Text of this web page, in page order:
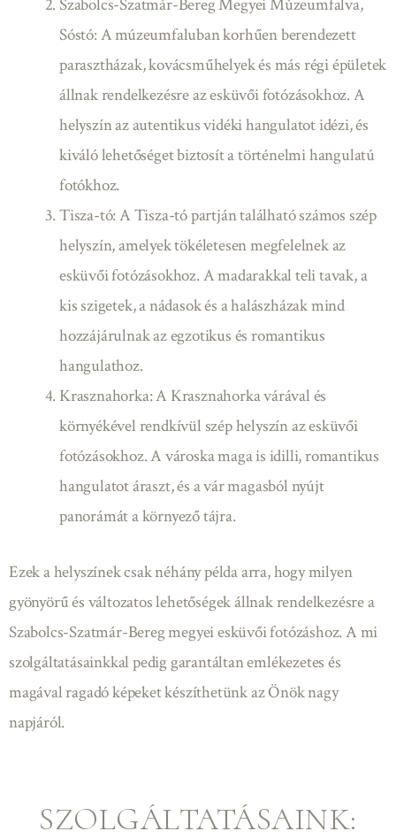
Szabolcs-Szatmár-Bereg Megyei Múzeumfalva,
Sóstó: A múzeumfaluban korhűen berendezett
parasztházak, kovácsműhelyek és más régi épületek
állnak rendelkezésre az esküvői fotózásokhoz. A
helyszín az autentikus vidéki hangulatot idézi, és
kiváló lehetőséget biztosít a történelmi hangulatú
fotókhoz.
Tisza-tó: A Tisza-tó partján található számos szép
helyszín, amelyek tökéletesen megfelelnek az
esküvői fotózásokhoz. A madarakkal teli tavak, a
kis szigetek, a nádasok és a halászházak mind
hozzájárulnak az egzotikus és romantikus
hangulathoz.
Krasznahorka: A Krasznahorka várával és
környékével rendkívül szép helyszín az esküvői
fotózásokhoz. A városka maga is idilli, romantikus
hangulatot áraszt, és a vár magasból nyújt
panorámát a környező tájra.
Ezek a helyszínek csak néhány példa arra, hogy milyen
gyönyörű és változatos lehetőségek állnak rendelkezésre a
Szabolcs-Szatmár-Bereg megyei esküvői fotózáshoz. A mi
szolgáltatásainkkal pedig garantáltan emlékezetes és
magával ragadó képeket készíthetünk az Önök nagy
napjáról.
SZOLGÁLTATÁSAINK: